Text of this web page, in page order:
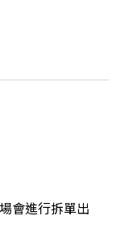
會進行拆單出